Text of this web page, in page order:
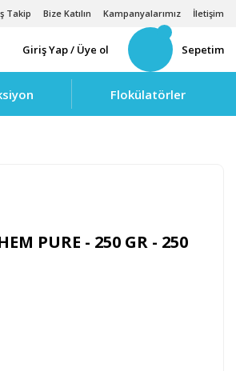
Takip Bize Katılın Kampanyalarımız İletişim
Giriş Yap / Üye ol Sepetim
Flokülatörler
PURE - 250 GR - 250